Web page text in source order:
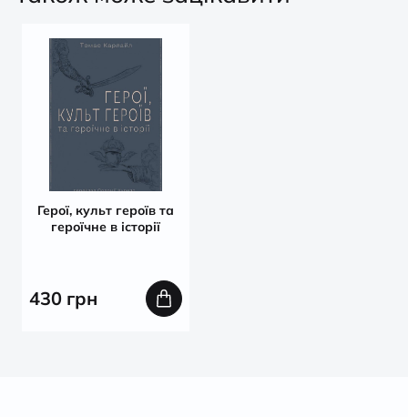
Герої, культ героїв та
героїчне в історії
430 грн